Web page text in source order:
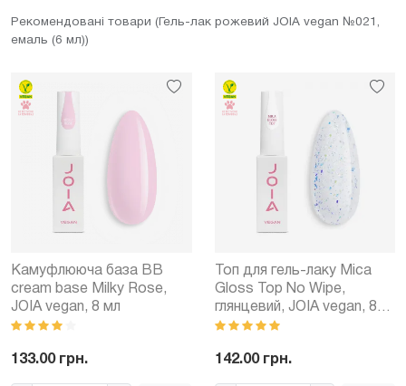
Рекомендовані товари (Гель-лак рожевий JOIA vegan №021,
емаль (6 мл))
Камуфлююча база BB
cream base Milky Rose,
JOIA vegan, 8 мл
133.00 грн.
Топ для гель-лаку Mica
Gloss Top No Wipe,
глянцевий, JOIA vegan, 8
мл
142.00 грн.